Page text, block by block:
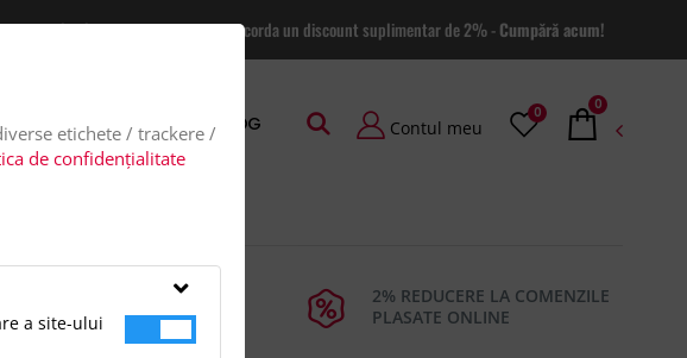
plasate pe site va putem acorda un discount suplimentar de 2% -Cumpără acum!
NOI CATALOAGE BLOG Contul meu
0 0
2% REDUCERE LA COMENZILE
PLASATE ONLINE
etichete / trackere /
de confidențialitate
a site-ului